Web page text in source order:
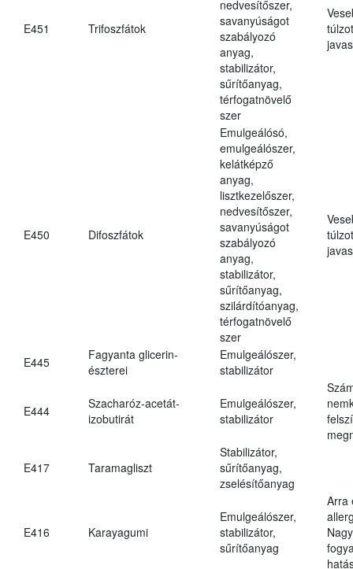
E451 Trifoszfátok
nedvesítőszer,
savanyúságot
szabályozó
anyag,
stabilizátor,
sűrítőanyag,
térfogatnövelő
szer
E450 Difoszfátok
Emulgeálósó,
emulgeálószer,
kelátképző
anyag,
lisztkezelőszer,
nedvesítőszer,
savanyúságot
szabályozó
anyag,
stabilizátor,
sűrítőanyag,
szilárdítóanyag,
térfogatnövelő
szer
E445
Fagyanta glicerin-
észterei
Emulgeálószer,
stabilizátor
E444
Szacharóz-acetát-
izobutirát
Emulgeálószer,
stabilizátor
E417 Taramagliszt
Stabilizátor,
sűrítőanyag,
zselésítőanyag
E416 Karayagumi
Emulgeálószer,
stabilizátor,
sűrítőanyag
Arra